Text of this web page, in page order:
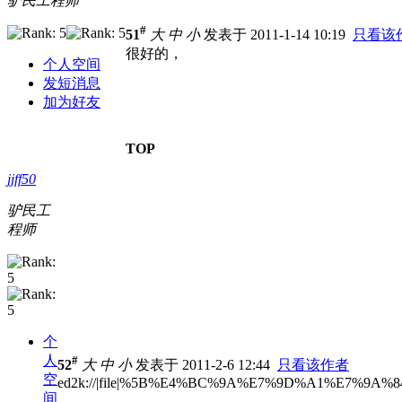
个人空间
发短消息
加为好友
51# 大 中 小发表于 2011-1-14 10:19 只看该
很好的，
TOP
jjff50
驴民工
程师
个
人
空
间
52# 大 中 小发表于 2011-2-6 12:44 只看该作者
ed2k://